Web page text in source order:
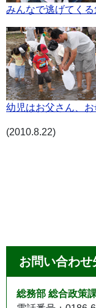
みんなで逃げてく
幼児はお父さん、
(2010.8.22)
お問い合わせ
総務部 総合政策